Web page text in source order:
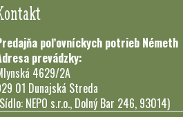
poľovníckych potrieb Németh
prevádzky:
4629/2A
01 Dunajská Streda
NEPO s.r.o., Dolný Bar 246, 93014)